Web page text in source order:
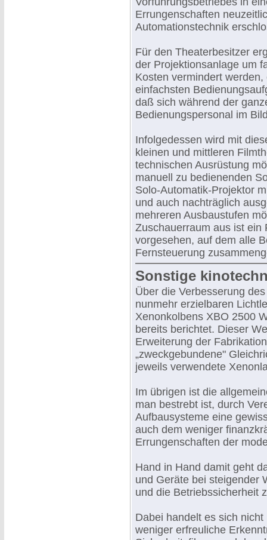
Errungenschaften
Automationstechnik
Für den Theaterbesitzer
der Projektionsanlage um
Kosten vermindert
einfachsten
daß sich während der
Bedienungspersonal im
Infolgedessen wird mit
kleinen und mittleren
technischen Ausrüstung
manuell zu bedienenden
Solo-Automatik-Projektor
und auch nachträglich
mehreren Ausbaustufen
Zuschauerraum aus ist ein
vorgesehen, auf dem alle
Fernsteuerung
Sonstige
Über die Verbesserung
nunmehr erzielbaren
Xenonkolbens XBO 2500
bereits berichtet. Dieser
Erweiterung der
„zweckgebundene"
jeweils verwendete
Im übrigen ist die
man bestrebt ist, durch
Aufbausysteme eine
auch dem weniger
Errungenschaften der
Hand in Hand damit geht
und Geräte bei steigender
und die Betriebssicherheit
Dabei handelt es sich
weniger erfreuliche